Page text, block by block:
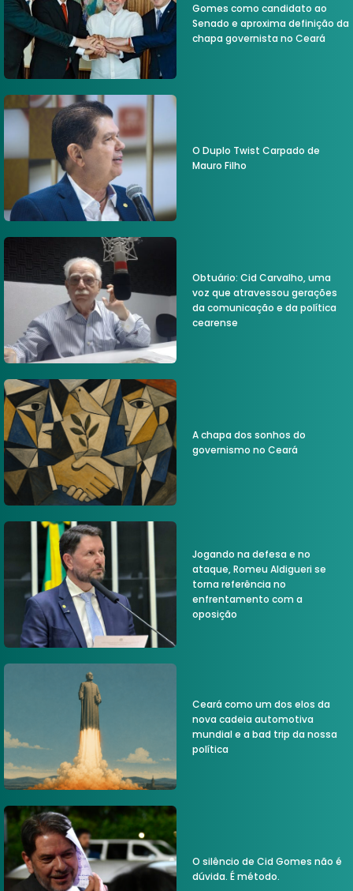
Gomes como candidato ao
Senado e aproxima definição da
chapa governista no Ceará
O Duplo Twist Carpado de
Mauro Filho
Obtuário: Cid Carvalho, uma
voz que atravessou gerações
da comunicação e da política
cearense
A chapa dos sonhos do
governismo no Ceará
Jogando na defesa e no
ataque, Romeu Aldigueri se
torna referência no
enfrentamento com a
oposição
Ceará como um dos elos da
nova cadeia automotiva
mundial e a bad trip da nossa
política
O silêncio de Cid Gomes não é
dúvida. É método.